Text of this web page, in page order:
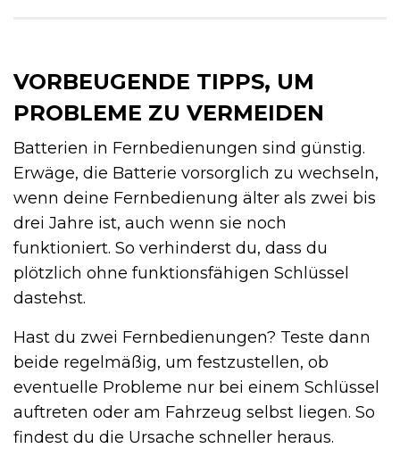
VORBEUGENDE TIPPS, UM
PROBLEME ZU VERMEIDEN
Batterien in Fernbedienungen sind günstig.
Erwäge, die Batterie vorsorglich zu wechseln,
wenn deine Fernbedienung älter als zwei bis
drei Jahre ist, auch wenn sie noch
funktioniert. So verhinderst du, dass du
plötzlich ohne funktionsfähigen Schlüssel
dastehst.
Hast du zwei Fernbedienungen? Teste dann
beide regelmäßig, um festzustellen, ob
eventuelle Probleme nur bei einem Schlüssel
auftreten oder am Fahrzeug selbst liegen. So
findest du die Ursache schneller heraus.